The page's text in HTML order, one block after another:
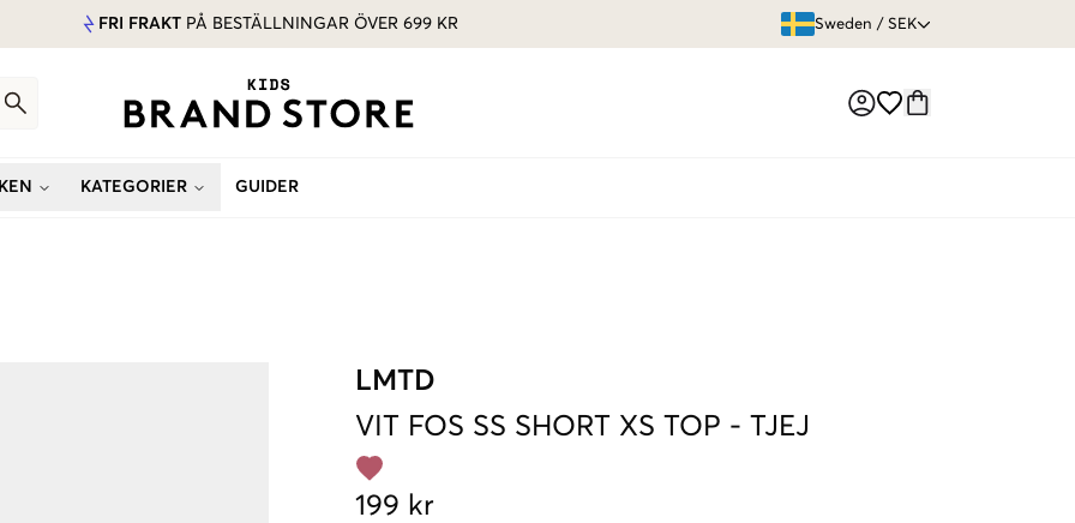
FRI FRAKT PÅ BESTÄLLNINGAR ÖVER 699 KR Sweden / SEK
KATEGORIER GUIDER
LMTD
VIT FOS SS SHORT XS TOP - TJEJ
199 kr